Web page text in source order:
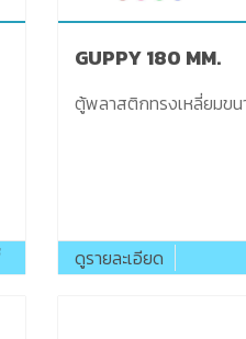
GUPPY 180 MM.
ตู้พลาสติกทรงเหลี่ยมขน
ดูรายละเอียด